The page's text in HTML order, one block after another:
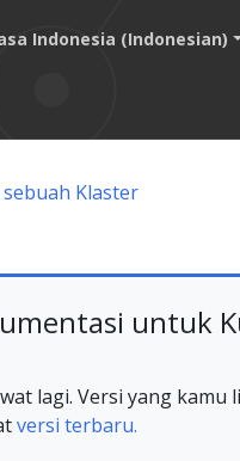
Indonesia (Indonesian)
Klaster
untuk
lagi. Versi yang kamu
versi terbaru.